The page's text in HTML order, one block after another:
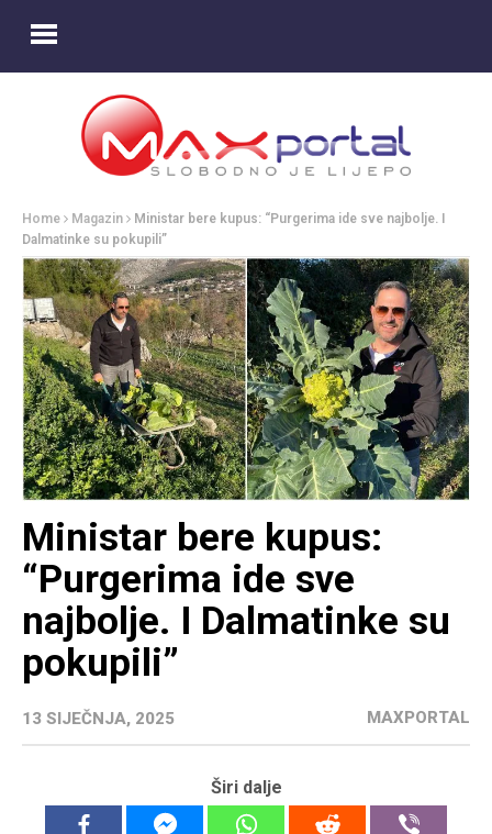
Home Magazin
Ministar bere kupus: “Purgerima ide sve najbolje. I
Dalmatinke su pokupili”
Ministar bere kupus:
“Purgerima ide sve
najbolje. I Dalmatinke su
pokupili”
13 SIJEČNJA, 2025 MAXPORTAL
Širi dalje